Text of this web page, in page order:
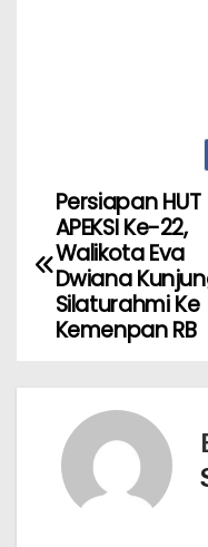
Persiapan HUT
APEKSI Ke-22,
Walikota Eva
Dwiana
Silaturahmi Ke
Kemenpan RB